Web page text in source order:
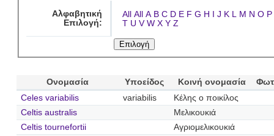
Αλφαβητική
Επιλογή:
All All A B C D E F G H I J K L M N O P
T U V W X Y Z
Ονομασία Υποείδος Κοινή ονομασία
Celes variabilis
variabilis
Κέλης ο ποικίλος
Celtis australis
Μελικουκιά
Celtis tournefortii
Αγριομελικουκιά